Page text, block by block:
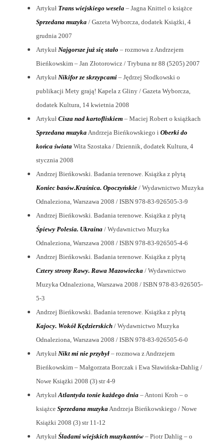
Artykuł Trans wiejskiego wesela– Jagna Knittel o książce
Sprzedana muzyka/ Gazeta Wyborcza, dodatek Książki, 4
grudnia 2007
Artykuł Najgorsze już się stało – rozmowa z Andrzejem
Bieńkowskim – Jan Złotorowicz / Trybuna nr 88 (5205) 2007
Artykuł Nikifor ze skrzypcami– Jędrzej Słodkowski o
publikacji Mety grają! Kapela z Gliny / Gazeta Wyborcza,
dodatek Kultura, 14 kwietnia 2008
Artykuł Cisza nad kartofliskiem– Maciej Robert o książkach
Sprzedana muzykaAndrzeja Bieńkowskiego i Oberki do
końca świataWita Szostaka / Dziennik, dodatek Kultura, 4
stycznia 2008
Andrzej Bieńkowski. Badania terenowe. Książka z płytą
Koniec basów.Kraśnica. Opoczyńskie/ Wydawnictwo Muzyka
Odnaleziona, Warszawa 2008 / ISBN 978-83-926505-3-9
Andrzej Bieńkowski. Badania terenowe. Książka z płytą
Śpiewy Polesia. Ukraina/ Wydawnictwo Muzyka
Odnaleziona, Warszawa 2008 / ISBN 978-83-926505-4-6
Andrzej Bieńkowski. Badania terenowe. Książka z płytą
Cztery strony Rawy. Rawa Mazowiecka/ Wydawnictwo
Muzyka Odnaleziona, Warszawa 2008 / ISBN 978-83-926505-
5-3
Andrzej Bieńkowski. Badania terenowe. Książka z płytą
Kajocy. Wokół Kędzierskich/ Wydawnictwo Muzyka
Odnaleziona, Warszawa 2008 / ISBN 978-83-926505-6-0
Artykuł Nikt mi nie przybył– rozmowa z Andrzejem
Bieńkowskim – Małgorzata Borczak i Ewa Sławińska-Dahlig /
Nowe Książki 2008 (3) str 4-9
ArtykułAtlantyda tonie każdego dnia– Antoni Kroh – o
książce Sprzedana muzykaAndrzeja Bieńkowskiego / Nowe
Książki 2008 (3) str 11-12
Artykuł Śladami wiejskich muzykantów– Piotr Dahlig – o